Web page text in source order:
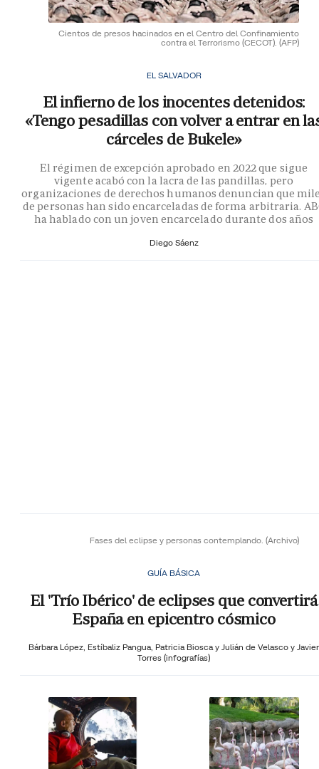
Cientos de presos hacinados en el Centro del Confinamiento
contra el Terrorismo (CECOT). (AFP)
EL SALVADOR
El infierno de los inocentes detenidos:
«Tengo pesadillas con volver a entrar en
cárceles de Bukele»
El régimen de excepción aprobado en 2022 que sigue
vigente acabó con la lacra de las pandillas, pero
organizaciones de derechos humanos denuncian que
de personas han sido encarceladas de forma arbitraria.
ha hablado con un joven encarcelado durante dos años
Diego Sáenz
Fases del eclipse y personas contemplando. (Archivo)
GUÍA BÁSICA
El 'Trío Ibérico' de eclipses que convertirá
España en epicentro cósmico
Bárbara López, Estíbaliz Pangua, Patricia Biosca y Julián de Velasco y Javier
Torres (infografías)